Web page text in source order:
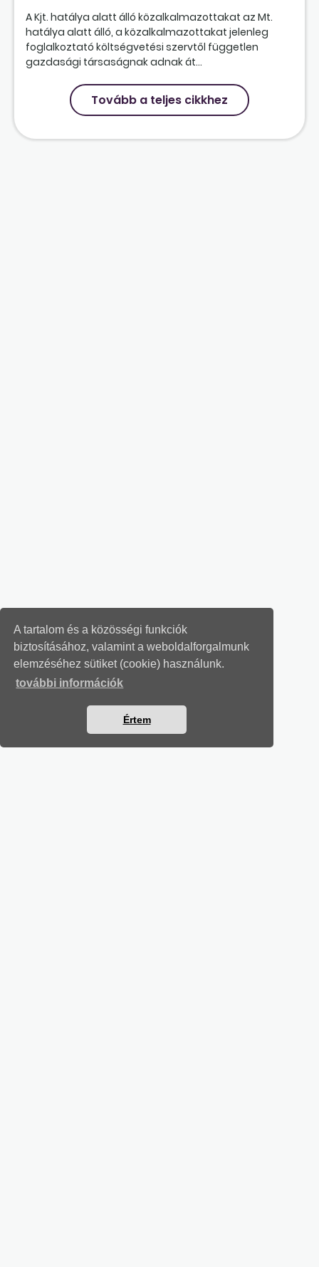
A tartalom és a közösségi funkciók
biztosításához, valamint a weboldalforgalmunk
elemzéséhez sütiket (cookie) használunk.
további információk
Értem
A Kjt. hatálya alatt álló közalkalmazottakat az Mt.
hatálya alatt álló, a közalkalmazottakat jelenleg
foglalkoztató költségvetési szervtől független
gazdasági társaságnak adnak át...
Tovább a teljes cikkhez